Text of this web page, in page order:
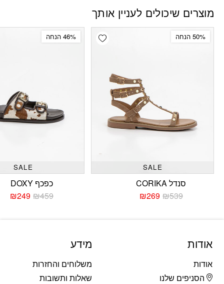
מוצרים שיכולים לעניין אותך
Add wishlist 50% הנחה
SALE
סנדל CORIKA
₪539
המחיר
₪269המחיר
46% הנחה
SALE
כפכף DOXY
₪459
₪249
אודות
אודות
הסניפים שלנו
מידע
משלוחים והחזרות
שאלות ותשובות